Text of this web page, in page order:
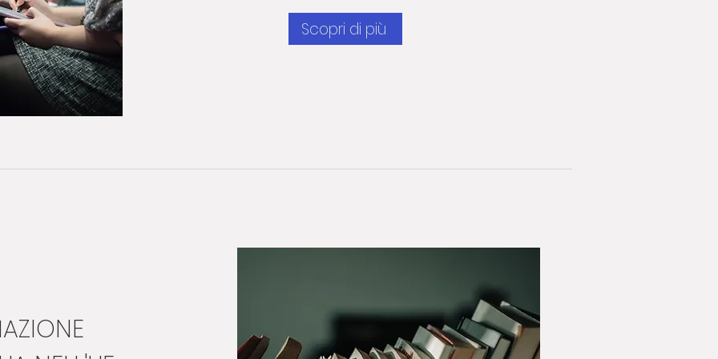
Scopri di più